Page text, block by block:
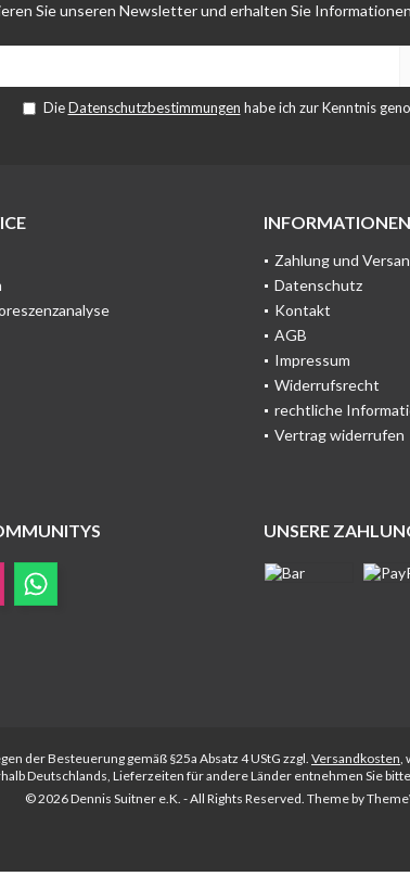
Sie unseren Newsletter und erhalten Sie
DieDatenschutzbestimmungen habe ich zur Kenntnis
INFORMATIONEN
Zahlung und
Datenschutz
Kontakt
AGB
Impressum
Widerrufsrecht
rechtliche
Vertrag widerrufen
UNSERE
der Besteuerung gemäß §25a Absatz 4 UStG zzgl. Versandkosten,
Deutschlands, Lieferzeiten für andere Länder entnehmen Sie
© 2026 Dennis Suitner e.K. - All Rights Reserved. Theme by